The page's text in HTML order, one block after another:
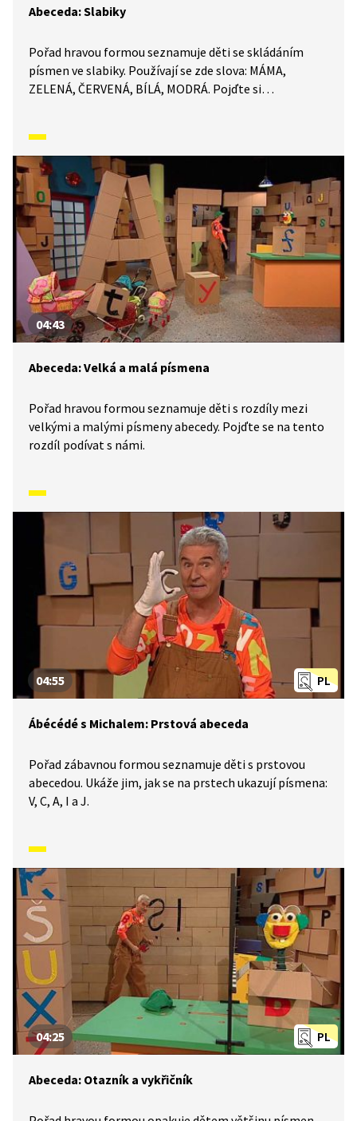
Abeceda: Slabiky
Pořad hravou formou seznamuje děti se skládáním
písmen ve slabiky. Používají se zde slova: MÁMA,
ZELENÁ, ČERVENÁ, BÍLÁ, MODRÁ. Pojďte si
04:43
Abeceda: Velká a malá písmena
Pořad hravou formou seznamuje děti s rozdíly mezi
velkými a malými písmeny abecedy. Pojďte se na tento
rozdíl podívat s námi.
PL
04:55
Ábécédé s Michalem: Prstová abeceda
Pořad zábavnou formou seznamuje děti s prstovou
abecedou. Ukáže jim, jak se na prstech ukazují písmena:
V, C, A, I a J.
PL
04:25
Abeceda: Otazník a vykřičník